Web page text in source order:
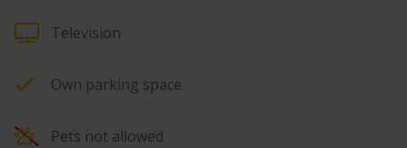
Television
Own parking space
Pets not allowed